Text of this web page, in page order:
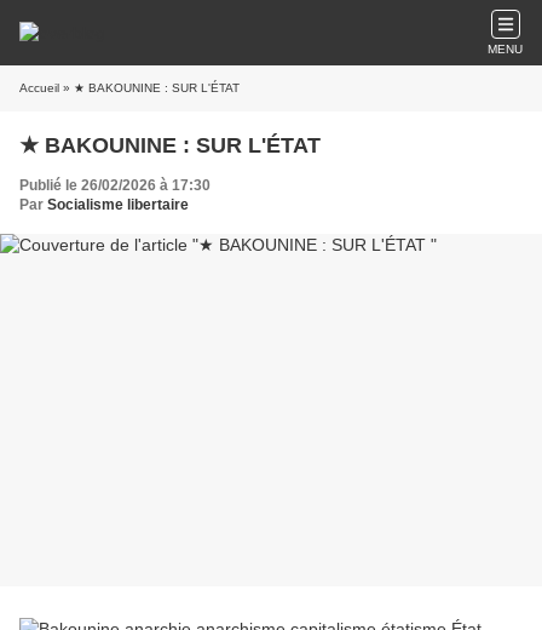
MENU
Accueil » ★ BAKOUNINE : SUR L'ÉTAT
★ BAKOUNINE : SUR L'ÉTAT
Publié le 26/02/2026 à 17:30
Par Socialisme libertaire